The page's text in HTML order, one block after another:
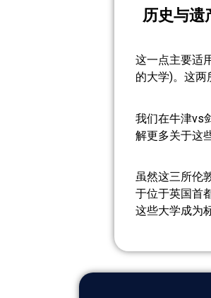
历史与遗
这一点主要适
的大学)。这两
我们在牛津vs
解更多关于这
虽然这三所伦
于位于英国首
这些大学成为